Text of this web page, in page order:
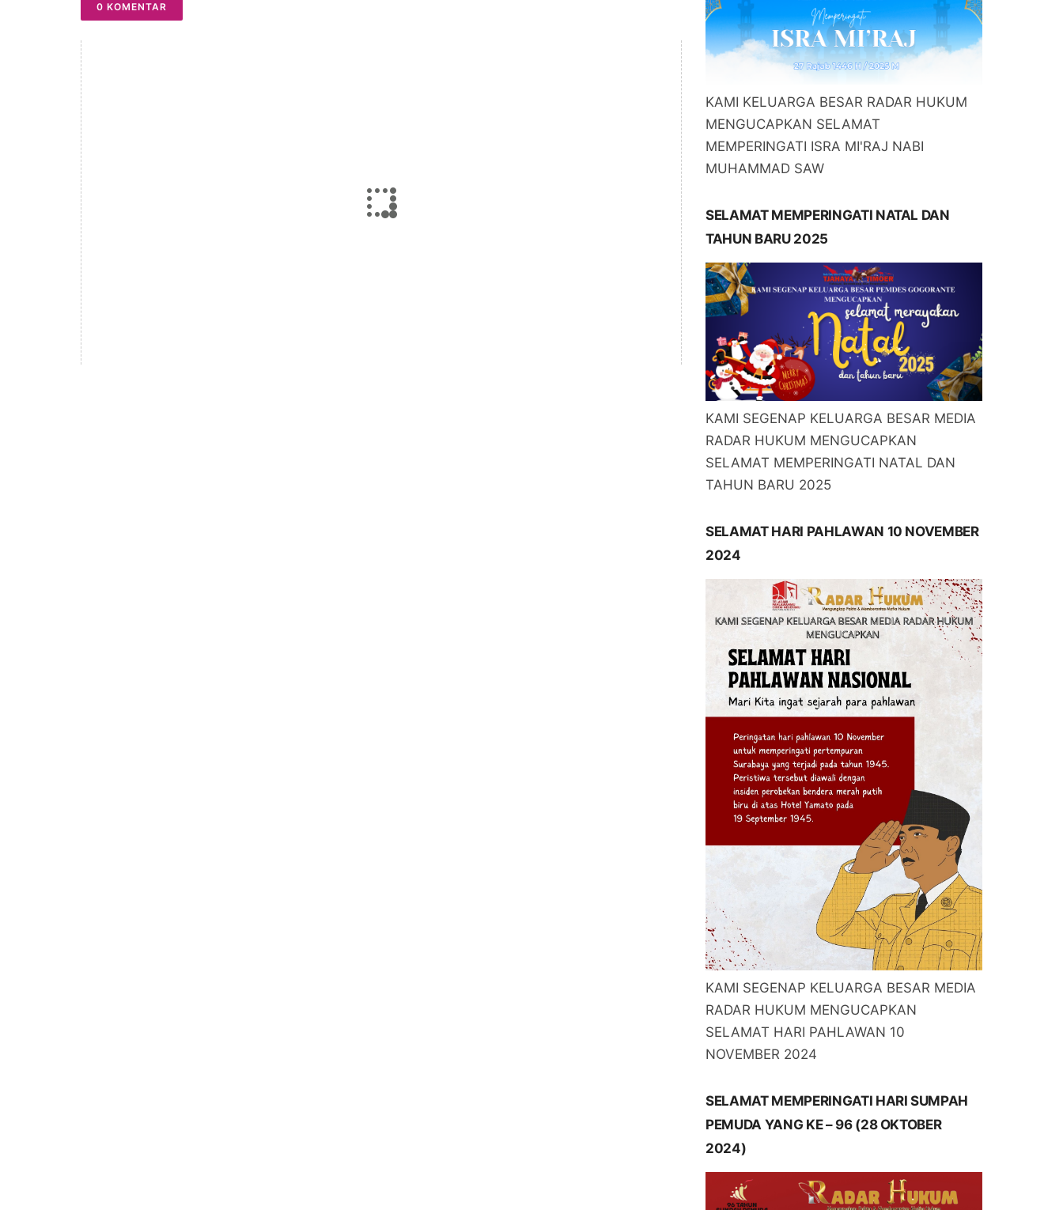
0 KOMENTAR
KAMI KELUARGA BESAR RADAR HUKUM
MENGUCAPKAN SELAMAT
MEMPERINGATI ISRA MI'RAJ NABI
MUHAMMAD SAW
SELAMAT MEMPERINGATI NATAL DAN
TAHUN BARU 2025
KAMI SEGENAP KELUARGA BESAR MEDIA
RADAR HUKUM MENGUCAPKAN
SELAMAT MEMPERINGATI NATAL DAN
TAHUN BARU 2025
SELAMAT HARI PAHLAWAN 10 NOVEMBER
2024
KAMI SEGENAP KELUARGA BESAR MEDIA
RADAR HUKUM MENGUCAPKAN
SELAMAT HARI PAHLAWAN 10
NOVEMBER 2024
SELAMAT MEMPERINGATI HARI SUMPAH
PEMUDA YANG KE – 96 (28 OKTOBER
2024)